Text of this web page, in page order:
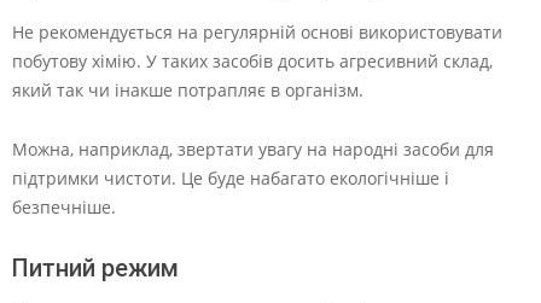
Не рекомендується на регулярній основі використовувати
побутову хімію. У таких засобів досить агресивний склад,
який так чи інакше потрапляє в організм.
Можна, наприклад, звертати увагу на народні засоби для
підтримки чистоти. Це буде набагато екологічніше і
безпечніше.
Питний режим